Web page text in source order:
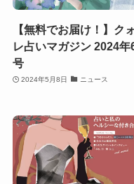
【無料でお届け！】ク
レ占いマガジン 2024年
号
2024年5月8日 ニュース